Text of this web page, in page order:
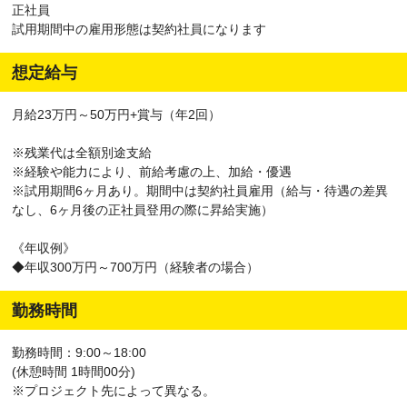
正社員
試用期間中の雇用形態は契約社員になります
想定給与
月給23万円～50万円+賞与（年2回）
※残業代は全額別途支給
※経験や能力により、前給考慮の上、加給・優遇
※試用期間6ヶ月あり。期間中は契約社員雇用（給与・待遇の差異
なし、6ヶ月後の正社員登用の際に昇給実施）
《年収例》
◆年収300万円～700万円（経験者の場合）
勤務時間
勤務時間：9:00～18:00
(休憩時間 1時間00分)
※プロジェクト先によって異なる。